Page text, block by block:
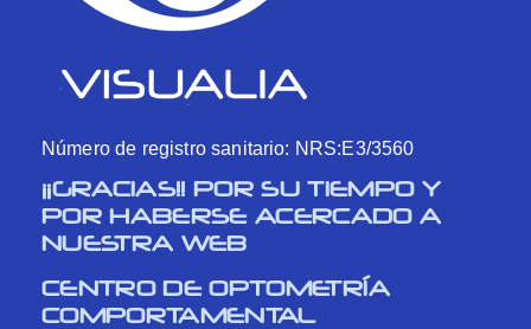
Número de registro sanitario: NRS:E3/3560
¡¡GRACIAS!! POR SU TIEMPO Y
POR HABERSE ACERCADO A
NUESTRA WEB
CENTRO DE OPTOMETRÍA
COMPORTAMENTAL